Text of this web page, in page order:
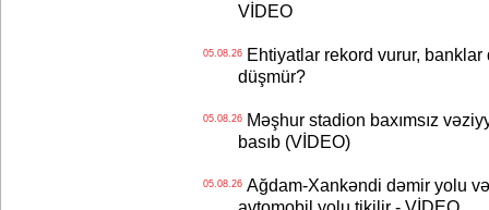
VİDEO
05.08.26Ehtiyatlar rekord vurur, banklar
düşmür?
05.08.26Məşhur stadion baxımsız
basıb (VİDEO)
05.08.26Ağdam-Xankəndi dəmir yolu